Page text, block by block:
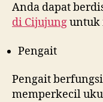
Anda dapat
di Cijujunguntuk
Pengait
Pengait
memperkecil